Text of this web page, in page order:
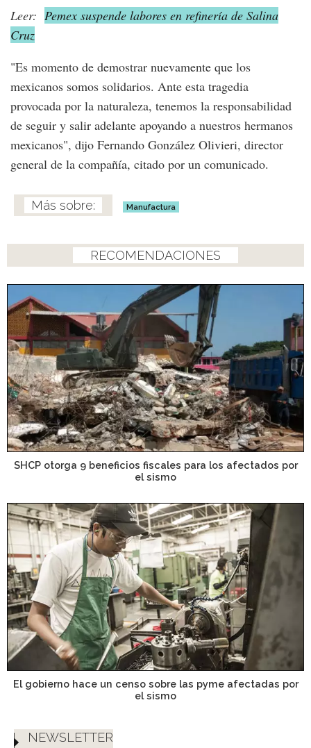
Leer: Pemex suspende labores en refinería de Salina
Cruz
"Es momento de demostrar nuevamente que los
mexicanos somos solidarios. Ante esta tragedia
provocada por la naturaleza, tenemos la responsabilidad
de seguir y salir adelante apoyando a nuestros hermanos
mexicanos", dijo Fernando González Olivieri, director
general de la compañía, citado por un comunicado.
Manufactura
RECOMENDACIONES
SHCP otorga 9 beneficios fiscales para los afectados por
el sismo
El gobierno hace un censo sobre las pyme afectadas por
el sismo
NEWSLETTER